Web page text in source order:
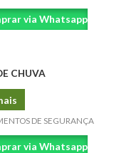
via Whatsapp
CHUVA
DE SEGURANÇA
via Whatsapp